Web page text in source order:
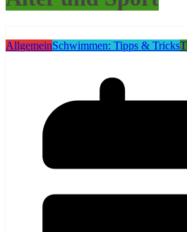
AllgemeinSchwimmen: Tipps & Tricks